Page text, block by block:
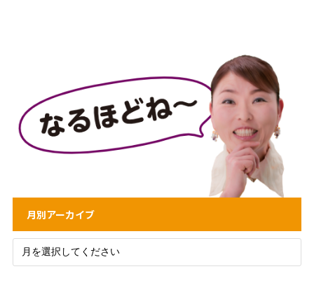
月別アーカイブ